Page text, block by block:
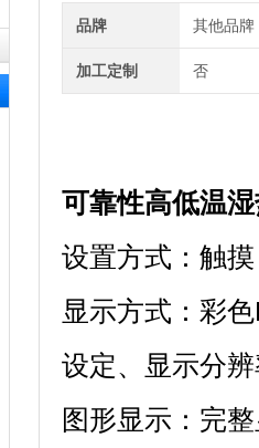
品牌 其他品牌
加工定制 否
可靠性高低温
设置方式：触摸
显示方式：彩
设定、显示
图形显示：完